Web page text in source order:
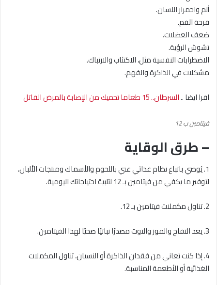
ألم واحمرار اللسان.
قرحة الفم.
ضعف العضلات.
تشوش الرؤية.
الاضطرابات النفسية مثل، الاكتئاب والارتباك.
مشكلات في الذاكرة والفهم.
اقرا ايضا ..السرطان.. 15 طعاما تحميك من الإصابة بالمرض القاتل
فيتامين ب 12
– طرق الوقاية
1. يُوصي باتباع نظام غذائي غني باللحوم والأسماك ومنتجات الألبان،
لتوفير ما يكفي من فيتامين بـ 12 لتلبية احتياجاتك اليومية.
2. تناول مكملات فيتامين بـ 12.
3. يعد التفاح والموز والتوت مصدرًا نباتيًا صحيًا لهذا الفيتامين.
4. إذا كنت تعاني من فقدان الذاكرة أو النسيان، تناول المكملات
الغذائية أو الأطعمة المناسبة.